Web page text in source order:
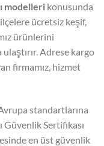
modelleri konusunda
ücretsiz keşif,
ürünlerini
Adrese kargo
firmamız, hizmet
standartlarına
Güvenlik Sertifikası
en üst güvenlik